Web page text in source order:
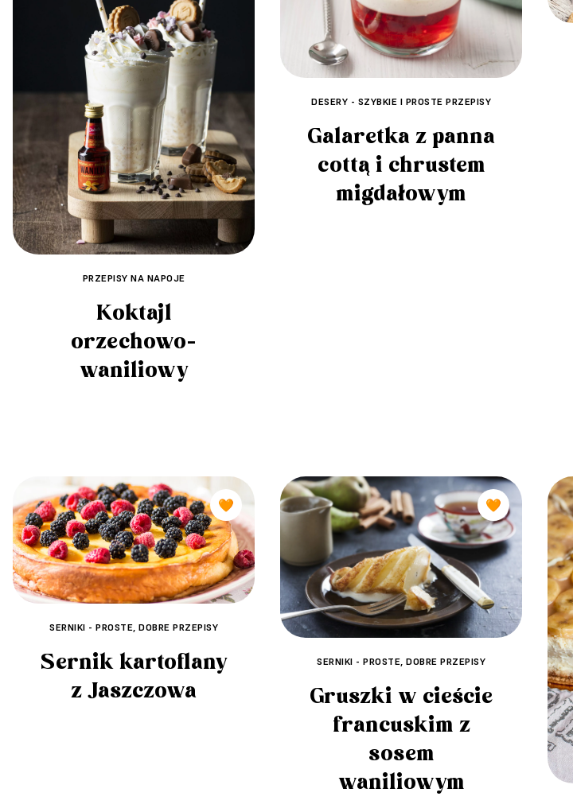
PRZEPISY NA NAPOJE
Koktajl
orzechowo-
waniliowy
DESERY - SZYBKIE I PROSTE PRZEPISY
Galaretka z panna
cottą i chrustem
migdałowym
🧡
SERNIKI - PROSTE, DOBRE PRZEPISY
Sernik kartoflany
z Jaszczowa
🧡
SERNIKI - PROSTE, DOBRE PRZEPISY
Gruszki w cieście
francuskim z
sosem
waniliowym